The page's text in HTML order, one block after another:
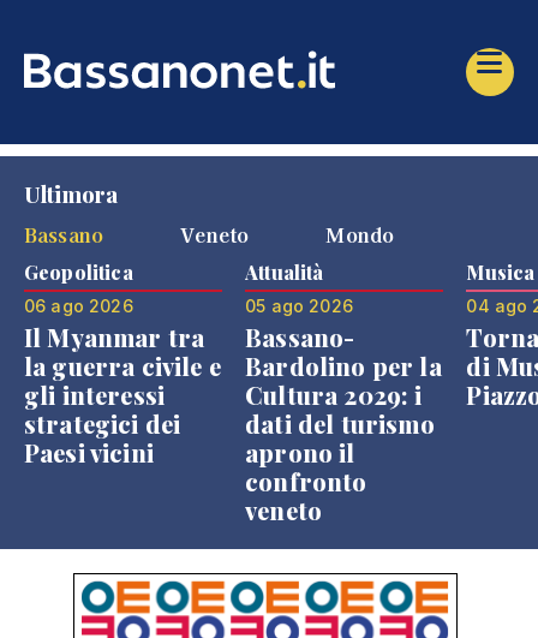
Ultimora
Bassano
Veneto Mondo
Geopolitica
06 ago 2026
Il Myanmar tra
la guerra civile e
gli interessi
strategici dei
Paesi vicini
Attualità
05 ago 2026
Bassano-
Bardolino per la
Cultura 2029: i
dati del turismo
aprono il
confronto
veneto
Musica
04 ago
di